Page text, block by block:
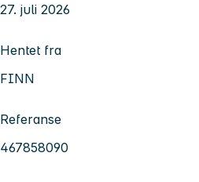
27. juli 2026
Hentet fra
FINN
Referanse
467858090